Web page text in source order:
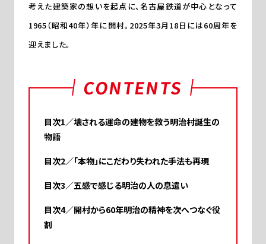
考えた建築家の想いを起点に、名古屋鉄道が中心となって
1965（昭和40年）年に開村。2025年3月18日には60周年を
迎えました。
CONTENTS
壊される運命の建物を救う明治村誕生の
物語
「本物」にこだわり失われた手法も再現
五感で感じる明治の人の息遣い
開村から60年明治の精神を次へつなぐ役
割